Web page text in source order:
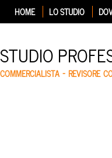
HOME LO STUDIO
STUDIO
COMMERCIALISTA – REVISORE